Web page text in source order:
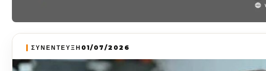
ΣΥΝΕΝΤΕΥΞΗ 01/07/2026